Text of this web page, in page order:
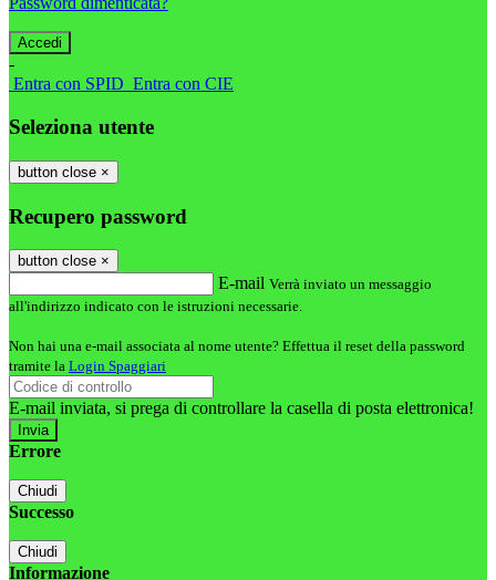
-
Entra con SPID Entra con CIE
Seleziona utente
button close ×
Recupero password
button close ×
E-mail Verrà inviato un messaggio
all'indirizzo indicato con le istruzioni necessarie.
Non hai una e-mail associata al nome utente? Effettua il reset della password
tramite la Login Spaggiari
E-mail inviata, si prega di controllare la casella di posta elettronica!
Errore
Chiudi
Successo
Chiudi
Informazione